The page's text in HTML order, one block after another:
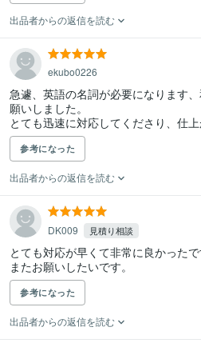
出品者からの返信を読む
ekubo0226
急遽、英語の名詞が必要になります
願いしました。
とても迅速に対応してくださり、仕上
参考になった
出品者からの返信を読む
DK009 見積り相談
とても対応が早くて非常に良かったで
またお願いしたいです。
参考になった
出品者からの返信を読む